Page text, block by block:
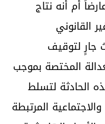
أم أنه نتاج
القانوني
جارٍ لتوقيف
المختصة بموجب
الحادثة لتسلط
المرتبطة